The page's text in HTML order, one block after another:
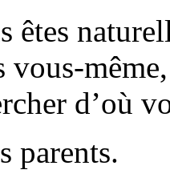
êtes
vous-
d’où
parents.